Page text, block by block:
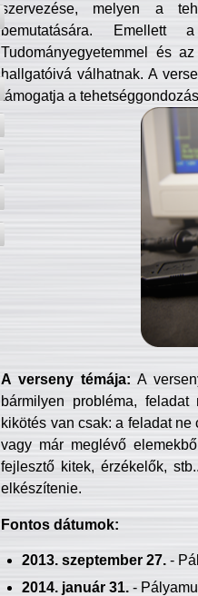
szervezése, melyen a
bemutatására. Emellett
Tudományegyetemmel és
hallgatóivá válhatnak. A
támogatja a
A verseny témája: A
bármilyen probléma, feladat
kikötés van csak: a feladat
vagy már meglévő
fejlesztő kitek, érzékelők,
elkészítenie.
Fontos dátumok:
2013. szeptember 27.-
2014. január 31.-